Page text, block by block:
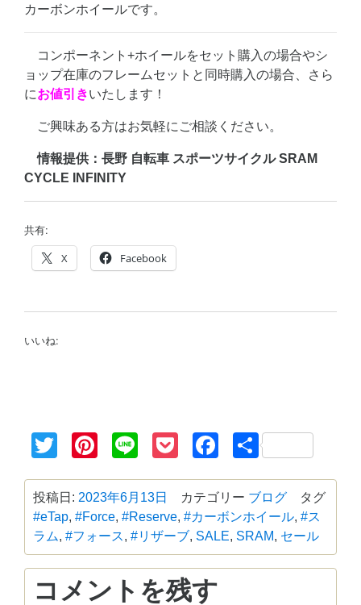
カーボンホイールです。
コンポーネント+ホイールをセット購入の場合やシ
ョップ在庫のフレームセットと同時購入の場合、さら
にお値引きいたします！
ご興味ある方はお気軽にご相談ください。
情報提供：長野 自転車 スポーツサイクル SRAM
CYCLE INFINITY
共有:
X Facebook
いいね:
TwitterPinterest
Line PocketFacebook
共
投稿日: 2023年6月13日 カテゴリー ブログ
タグ
#eTap, #Force, #Reserve, #カーボンホイール, #ス
ラム, #フォース, #リザーブ, SALE, SRAM, セール
コメントを残す